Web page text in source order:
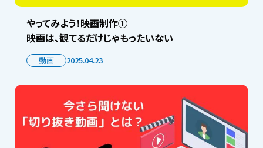
やってみよう！映画制作①
映画は、観てるだけじゃもったいない
動画 2025.04.23